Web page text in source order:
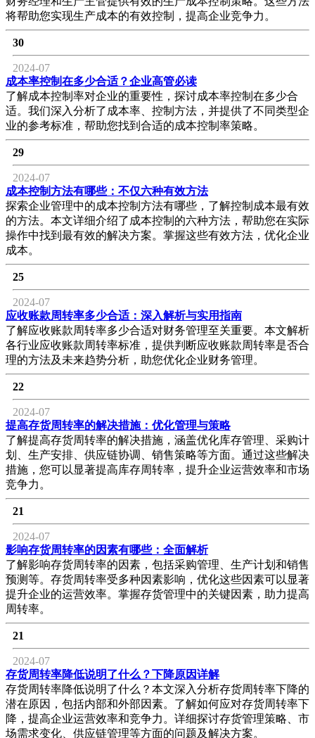
将帮助您实现生产成本的有效控制，提高企业竞争力。
30
2024-07
成本率控制在多少合适？企业高管必读
了解成本控制率对企业的重要性，探讨成本率控制在多少合
适。我们深入分析了成本率、控制方法，并提供了不同类型企
业的参考标准，帮助您找到合适的成本控制率策略。
29
2024-07
成本控制方法有哪些：不仅六种有效方法
探索企业管理中的成本控制方法有哪些，了解控制成本最有效
的方法。本文详细介绍了成本控制的六种方法，帮助您在实际
操作中找到最有效的解决方案。掌握这些有效方法，优化企业
成本。
25
2024-07
应收账款周转率多少合适：深入解析与实用指南
了解应收账款周转率多少合适对财务管理至关重要。本文解析
各行业应收账款周转率标准，提供判断应收账款周转率是否合
理的方法及未来趋势分析，助您优化企业财务管理。
22
2024-07
提高存货周转率的解决措施：优化管理与策略
了解提高存货周转率的解决措施，涵盖优化库存管理、采购计
划、生产安排、供应链协调、销售策略等方面。通过这些解决
措施，您可以显著提高库存周转率，提升企业运营效率和市场
竞争力。
21
2024-07
影响存货周转率的因素有哪些：全面解析
了解影响存货周转率的因素，包括采购管理、生产计划和销售
预测等。存货周转率受多种因素影响，优化这些因素可以显著
提升企业的运营效率。掌握存货管理中的关键因素，助力提高
周转率。
21
2024-07
存货周转率降低说明了什么？下降原因详解
存货周转率降低说明了什么？本文深入分析存货周转率下降的
潜在原因，包括内部和外部因素。了解如何应对存货周转率下
降，提高企业运营效率和竞争力。详细探讨存货管理策略、市
场需求变化、供应链管理等方面的问题及解决方案。